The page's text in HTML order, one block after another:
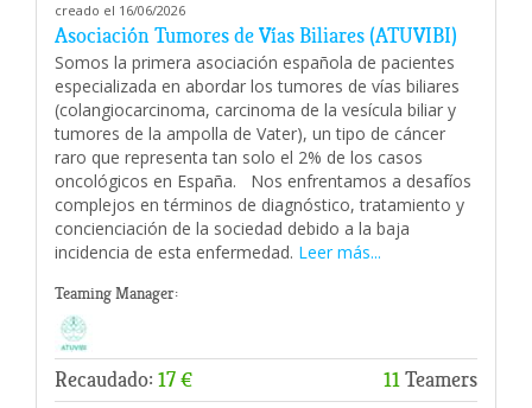
creado el 16/06/2026
Asociación Tumores de Vías Biliares (ATUVIBI)
Somos la primera asociación española de pacientes
especializada en abordar los tumores de vías biliares
(colangiocarcinoma, carcinoma de la vesícula biliar y
tumores de la ampolla de Vater), un tipo de cáncer
raro que representa tan solo el 2% de los casos
oncológicos en España. Nos enfrentamos a desafíos
complejos en términos de diagnóstico, tratamiento y
concienciación de la sociedad debido a la baja
incidencia de esta enfermedad. Leer más...
Teaming Manager:
Recaudado: 17 € 11Teamers